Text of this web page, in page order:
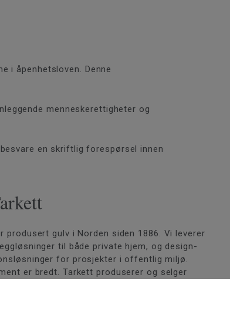
i åpenhetsloven. Denne
menneskerettigheter og
en skriftlig forespørsel innen
produsert gulv i Norden siden 1886. Vi leverer
til både private hjem, og design-
for prosjekter i offentlig miljø.
er bredt. Tarkett produserer og selger